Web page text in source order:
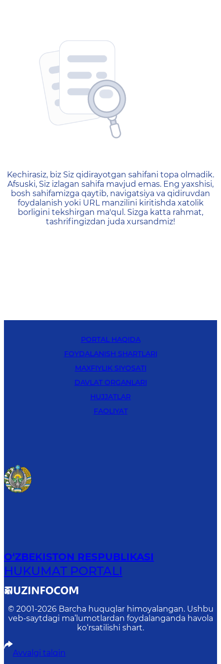
404 — Страница не
Kechirasiz, biz Siz qidirayotgan sahifani topa olmadik.
Afsuski, Siz izlagan sahifa mavjud emas. Eng yaxshisi,
bosh sahifamizga qaytib, navigatsiya va qidiruvdan
foydalanish yoki URL manzilini kiritishda xatolik
borligini tekshirgan ma'qul. Sizga katta rahmat,
tashrifingizdan juda xursandmiz!
PORTAL HAQIDA
FOYDALANISH SHARTLARI
MAXFIYLIK SIYOSATI
DAVLAT ORGANLARI
HUJJATLAR
FAOLIYAT
O‘ZBEKISTON RESPUBLIKASI
HUKUMAT PORTALI
© 2001-2026 Barcha huquqlar himoyalangan. Ushbu
veb-saytdagi ma’lumotlardan foydalanganda havola
ko‘rsatilishi shart.
Avvalgi talqin